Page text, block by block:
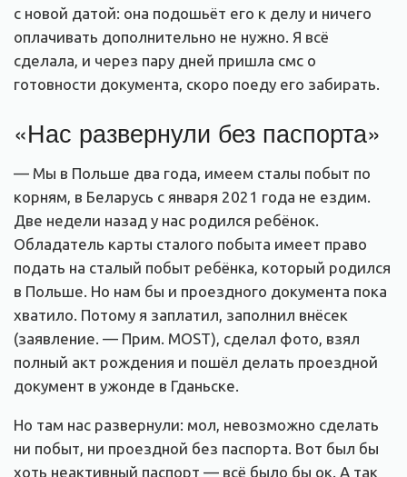
с новой датой: она подошьёт его к делу и ничего
оплачивать дополнительно не нужно. Я всё
сделала, и через пару дней пришла смс о
готовности документа, скоро поеду его забирать.
«Нас развернули без паспорта»
— Мы в Польше два года, имеем сталы побыт по
корням, в Беларусь с января 2021 года не ездим.
Две недели назад у нас родился ребёнок.
Обладатель карты сталого побыта имеет право
подать на сталый побыт ребёнка, который родился
в Польше. Но нам бы и проездного документа пока
хватило. Потому я заплатил, заполнил внёсек
(заявление. — Прим. MOST), сделал фото, взял
полный акт рождения и пошёл делать проездной
документ в ужонде в Гданьске.
Но там нас развернули: мол, невозможно сделать
ни побыт, ни проездной без паспорта. Вот был бы
хоть неактивный паспорт — всё было бы ок. А так